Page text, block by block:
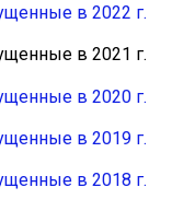
в 2022 г.
в 2021 г.
в 2020 г.
в 2019 г.
в 2018 г.